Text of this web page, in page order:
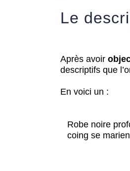
Le
Après avoir
descriptifs que
En voici un :
Robe noire
coing se